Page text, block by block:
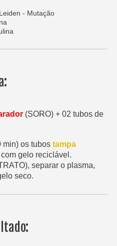
- Mutação
(SORO) + 02 tubos de
min) os tubos tampa
gelo reciclável.
separar o plasma,
seco.